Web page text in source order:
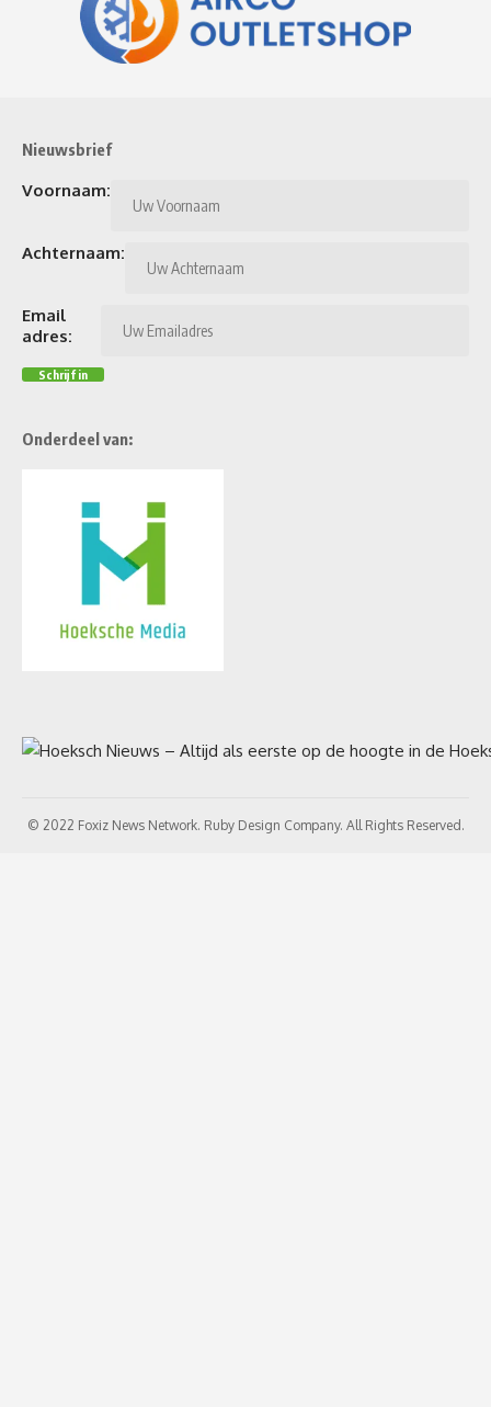
Nieuwsbrief
Voornaam:
Achternaam:
Email
adres:
Onderdeel van:
© 2022 Foxiz News Network. Ruby Design Company. All Rights Reserved.